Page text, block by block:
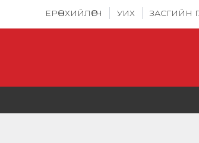
ЕРӨНХИЙЛӨГЧ УИХ ЗАСГИЙН